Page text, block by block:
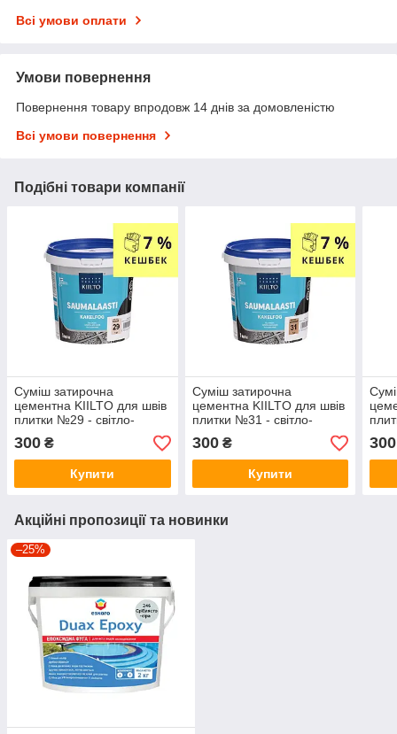
Всі умови оплати
Умови повернення
Повернення товару впродовж 14 днів за домовленістю
Всі умови повернення
Подібні товари компанії
Суміш затирочна
цементна KIILTO для швів
плитки №29 - світло-
бежева 1кг
300 ₴
Купити
Суміш затирочна
цементна KIILTO для швів
плитки №31 - світло-
коричнева 1кг
300₴
Купити
300
Акційні пропозиції та новинки
–25%